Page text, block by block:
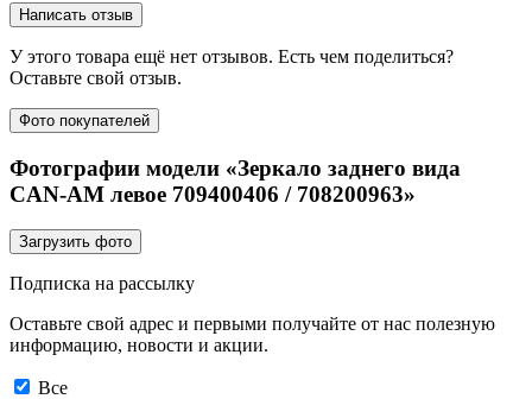
Написать отзыв
У этого товара ещё нет отзывов. Есть чем поделиться?
Оставьте свой отзыв.
Фото покупателей
Фотографии модели «Зеркало заднего вида
CAN-AM левое 709400406 / 708200963»
Загрузить фото
Подписка на рассылку
Оставьте свой адрес и первыми получайте от нас полезную
информацию, новости и акции.
Все